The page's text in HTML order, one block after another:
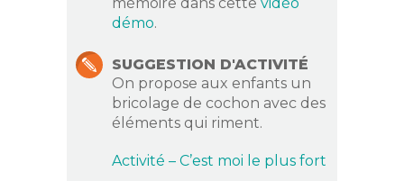
démo.
SUGGESTION D'ACTIVITÉ
On propose aux enfants un
bricolage de cochon avec des
éléments qui riment.
Activité – C’est moi le plus fort